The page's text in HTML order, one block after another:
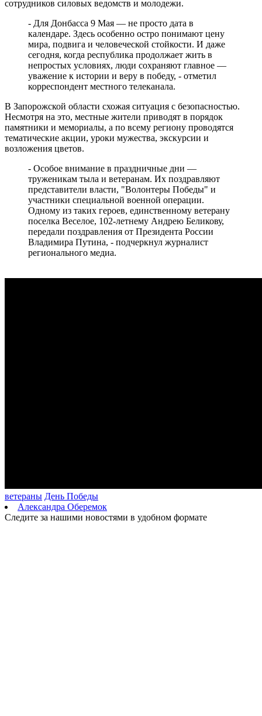
В Тольятти спасли подростков на сапборде, которых унесло от
09.08.2026 | 10:56
9 августа на нескольких улицах Самары не будет холодной
09.08.2026 | 10:29
В Самарской области 9 августа около 5 часов действовала
беспилотная опасность
09.08.2026 | 10:24
Врач перечислил полезные для работы мозга продукты
09.08.2026 | 10:05
Вячеслав Федорищев поздравил жителей Самарской области с
Днем строителя
09.08.2026 | 09:33
14 августа
09.08.2026 | 09:17
Народные приметы на 10 августа 2026 года: что нельзя делать
в этот день
09.08.2026 | 09:13
День строителя в России: какие даты отмечаются 9 августа
09.08.2026 | 08:20
В Самарской области 9 августа будет аномальная жара
09.08.2026 | 07:04
сотрудников силовых ведомств и молодежи.
- Для Донбасса 9 Мая — не просто дата в
календаре. Здесь особенно остро понимают цену
мира, подвига и человеческой стойкости. И даже
сегодня, когда республика продолжает жить в
непростых условиях, люди сохраняют главное —
уважение к истории и веру в победу, - отметил
корреспондент местного телеканала.
В Запорожской области схожая ситуация с безопасностью.
Несмотря на это, местные жители приводят в порядок
памятники и мемориалы, а по всему региону проводятся
тематические акции, уроки мужества, экскурсии и
возложения цветов.
- Особое внимание в праздничные дни —
труженикам тыла и ветеранам. Их поздравляют
представители власти, "Волонтеры Победы" и
участники специальной военной операции.
Одному из таких героев, единственному ветерану
поселка Веселое, 102-летнему Андрею Беликову,
передали поздравления от Президента России
Владимира Путина, - подчеркнул журналист
регионального медиа.
ветераны День Победы
Александра Оберемок
Следите за нашими новостями в удобном формате